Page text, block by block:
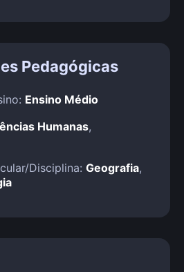
Pedagógicas
Ensino Médio
Humanas,
Disciplina: Geografia,